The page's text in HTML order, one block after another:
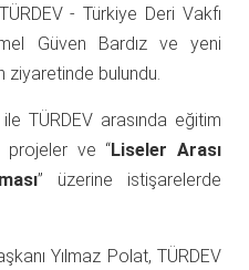
- Türkiye Deri Vakfı
Güven Bardız ve yeni
ziyaretinde bulundu.
TÜRDEV arasında eğitim
projeler ve “Liseler Arası
” üzerine istişarelerde
Yılmaz Polat, TÜRDEV